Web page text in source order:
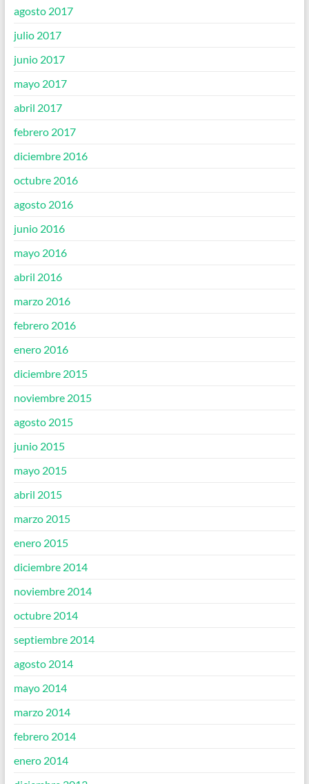
agosto 2017
julio 2017
junio 2017
mayo 2017
abril 2017
febrero 2017
diciembre 2016
octubre 2016
agosto 2016
junio 2016
mayo 2016
abril 2016
marzo 2016
febrero 2016
enero 2016
diciembre 2015
noviembre 2015
agosto 2015
junio 2015
mayo 2015
abril 2015
marzo 2015
enero 2015
diciembre 2014
noviembre 2014
octubre 2014
septiembre 2014
agosto 2014
mayo 2014
marzo 2014
febrero 2014
enero 2014